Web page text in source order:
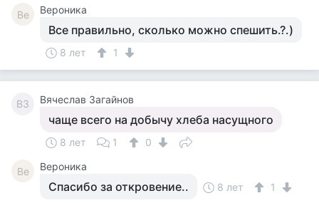
Ве Вероника
Все правильно, сколько можно спешить.?.)
8 лет 1
ВЗ Вячеслав Загайнов
чаще всего на добычу хлеба насущного
8 лет 1 0
Ве Вероника
Спасибо за откровение.. 8 лет 1